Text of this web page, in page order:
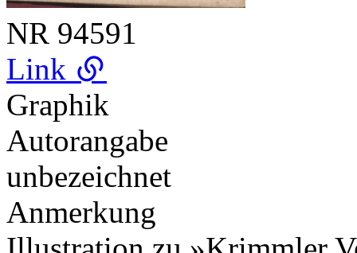
NR 94591
Link
Graphik
Autorangabe
unbezeichnet
Anmerkung